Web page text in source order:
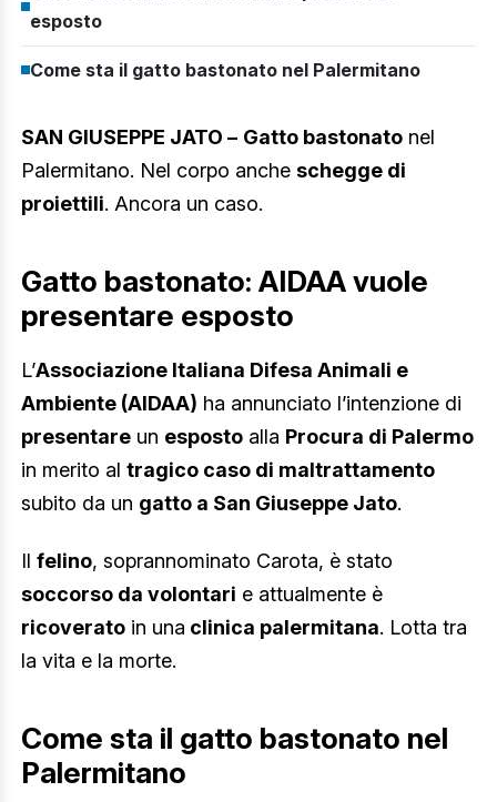
esposto
Come sta il gatto bastonato nel Palermitano
SAN GIUSEPPE JATO – Gatto bastonato nel
Palermitano. Nel corpo anche schegge di
proiettili. Ancora un caso.
Gatto bastonato: AIDAA vuole
presentare esposto
L’Associazione Italiana Difesa Animali e
Ambiente (AIDAA) ha annunciato l’intenzione di
presentare un esposto alla Procura di Palermo
in merito al tragico caso di maltrattamento
subito da un gatto a San Giuseppe Jato.
Il felino, soprannominato Carota, è stato
soccorso da volontari e attualmente è
ricoverato in una clinica palermitana. Lotta tra
la vita e la morte.
Come sta il gatto bastonato nel
Palermitano